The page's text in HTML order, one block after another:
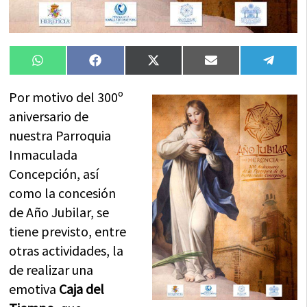
Compartir
en
WhatsAppCompartir
en
FacebookCompartir
en
X
(Twitter)
Compartir
en
Email
en
Por motivo del 300º
aniversario de
nuestra Parroquia
Inmaculada
Concepción, así
como la concesión
de Año Jubilar, se
tiene previsto, entre
otras actividades, la
de realizar una
emotiva Caja del